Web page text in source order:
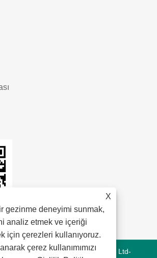
X
gezinme deneyimi sunmak,
analiz etmek ve içeriği
için çerezleri kullanıyoruz.
çerez kullanımımızı
Jansum Electronics Dongguan Co., Ltd-